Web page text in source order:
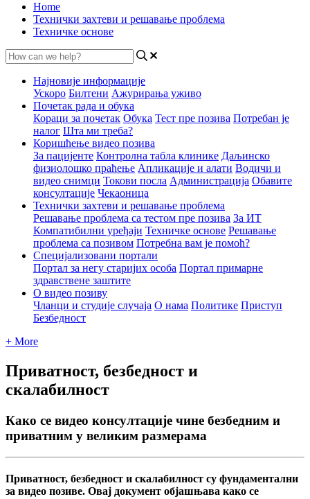
Home
Технички захтеви и решавање проблема
Техничке основе
Најновије информације
Ускоро Билтени Ажурирања уживо
Почетак рада и обука
Кораци за почетак Обука Тест пре позива Потребан је
налог Шта ми треба?
Коришћење видео позива
За пацијенте Контролна табла клинике Даљинско
физиолошко праћење Апликације и алати Водичи и
видео снимци Токови посла Администрација Обавите
консултације Чекаоница
Технички захтеви и решавање проблема
Решавање проблема са тестом пре позива За ИТ
Компатибилни уређаји Техничке основе Решавање
проблема са позивом Потребна вам је помоћ?
Специјализовани портали
Портал за негу старијих особа Портал примарне
здравствене заштите
О видео позиву
Чланци и студије случаја О нама Политике Приступ
Безбедност
+ More
Приватност, безбедност и
скалабилност
Како се видео консултације чине безбедним и
приватним у великим размерама
Приватност, безбедност и скалабилност су фундаментални
за видео позиве. Овај документ објашњава како се